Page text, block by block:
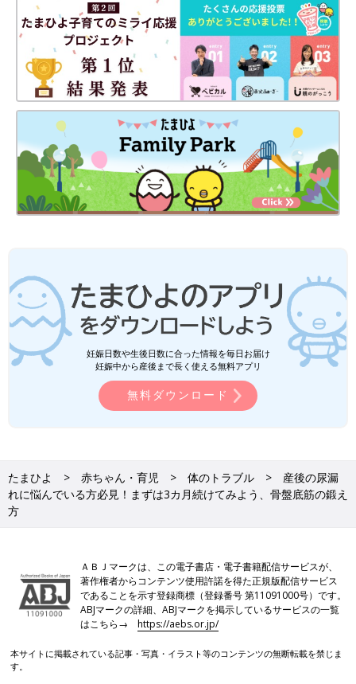
妊娠日数や生後日数に合った情報を毎日お届け
妊娠中から産後まで長く使える無料アプリ
無料ダウンロード
たまひよ 赤ちゃん・育児 体のトラブル
産後の尿漏
れに悩んでいる方必見！まずは3カ月続けてみよう、骨盤底筋の鍛え
方
ＡＢＪマークは、この電子書店・電子書籍配信サービスが、
著作権者からコンテンツ使用許諾を得た正規版配信サービス
であることを示す登録商標（登録番号 第11091000号）です。
ABJマークの詳細、ABJマークを掲示しているサービスの一覧
はこちら→https://aebs.or.jp/
本サイトに掲載されている記事・写真・イラスト等のコンテンツの無断転載を禁じま
す。